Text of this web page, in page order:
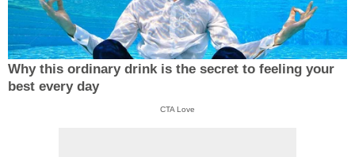
Why this ordinary drink is the secret to feeling your
best every day
CTA Love